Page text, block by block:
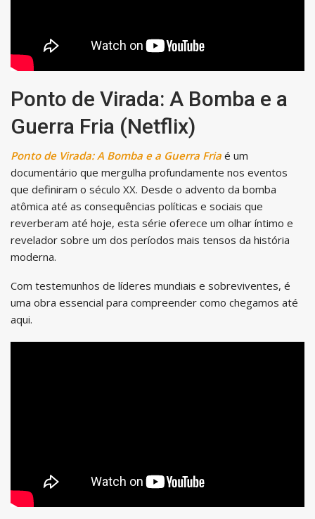
Ponto de Virada: A Bomba e a
Guerra Fria (Netflix)
Ponto de Virada: A Bomba e a Guerra Fria é um
documentário que mergulha profundamente nos eventos
que definiram o século XX. Desde o advento da bomba
atômica até as consequências políticas e sociais que
reverberam até hoje, esta série oferece um olhar íntimo e
revelador sobre um dos períodos mais tensos da história
moderna.
Com testemunhos de líderes mundiais e sobreviventes, é
uma obra essencial para compreender como chegamos até
aqui.